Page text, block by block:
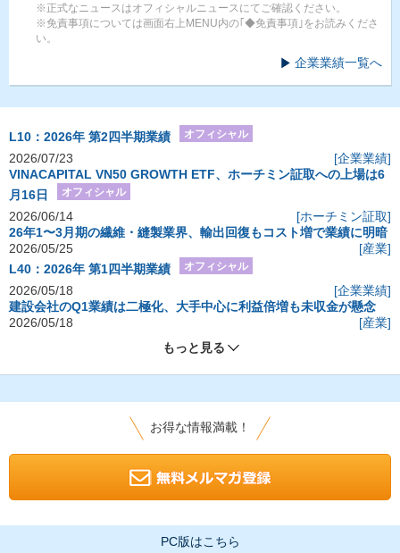
※正式なニュースはオフィシャルニュースにてご確認ください。
※免責事項については画面右上MENU内の｢◆免責事項｣をお読みくださ
い。
企業業績一覧へ
L10：2026年 第2四半期業績 オフィシャル
2026/07/23
[企業業績]
VINACAPITAL VN50 GROWTH ETF、ホーチミン証取への上場は6
月16日
オフィシャル
2026/06/14
[ホーチミン証取]
26年1〜3月期の繊維・縫製業界、輸出回復もコスト増で業績に明暗
2026/05/25
[産業]
L40：2026年 第1四半期業績
オフィシャル
2026/05/18
[企業業績]
建設会社のQ1業績は二極化、大手中心に利益倍増も未収金が懸念
2026/05/18
[産業]
もっと見る
お得な情報満載！
PC版はこちら